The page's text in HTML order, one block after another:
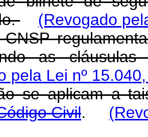
(Revogado
as
pela Lei nº
se aplicam a
Civil.